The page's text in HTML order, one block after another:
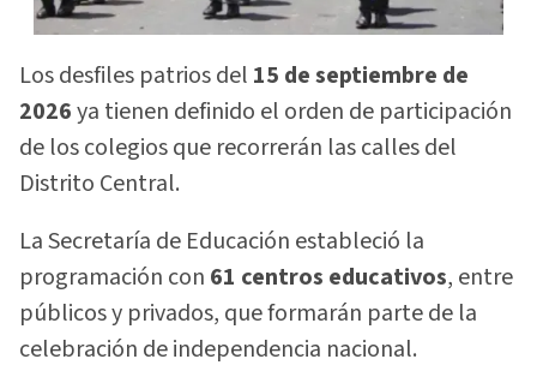
Los desfiles patrios del 15 de septiembre de
2026ya tienen definido el orden de participación
de los colegios que recorrerán las calles del
Distrito Central.
La Secretaría de Educación estableció la
programación con 61 centros educativos, entre
públicos y privados, que formarán parte de la
celebración de independencia nacional.